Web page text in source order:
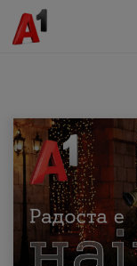
МК EN SQ
Приватни